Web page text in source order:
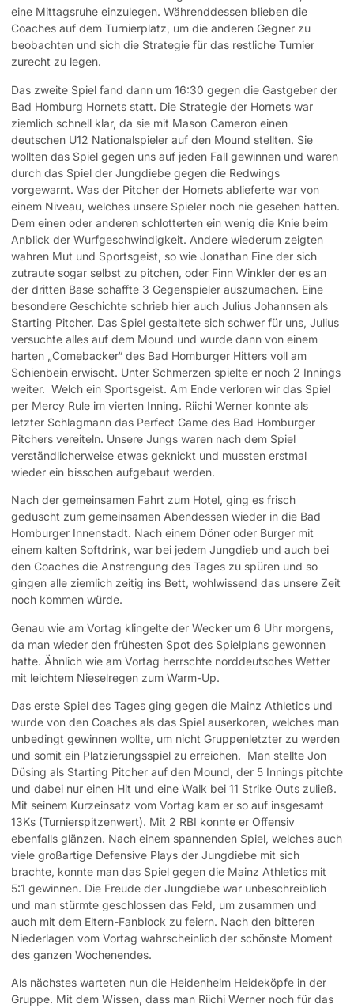
eine Mittagsruhe einzulegen. Währenddessen blieben die
Coaches auf dem Turnierplatz, um die anderen Gegner zu
beobachten und sich die Strategie für das restliche Turnier
zurecht zu legen.
Das zweite Spiel fand dann um 16:30 gegen die Gastgeber der
Bad Homburg Hornets statt. Die Strategie der Hornets war
ziemlich schnell klar, da sie mit Mason Cameron einen
deutschen U12 Nationalspieler auf den Mound stellten. Sie
wollten das Spiel gegen uns auf jeden Fall gewinnen und waren
durch das Spiel der Jungdiebe gegen die Redwings
vorgewarnt. Was der Pitcher der Hornets ablieferte war von
einem Niveau, welches unsere Spieler noch nie gesehen hatten.
Dem einen oder anderen schlotterten ein wenig die Knie beim
Anblick der Wurfgeschwindigkeit. Andere wiederum zeigten
wahren Mut und Sportsgeist, so wie Jonathan Fine der sich
zutraute sogar selbst zu pitchen, oder Finn Winkler der es an
der dritten Base schaffte 3 Gegenspieler auszumachen. Eine
besondere Geschichte schrieb hier auch Julius Johannsen als
Starting Pitcher. Das Spiel gestaltete sich schwer für uns, Julius
versuchte alles auf dem Mound und wurde dann von einem
harten „Comebacker“ des Bad Homburger Hitters voll am
Schienbein erwischt. Unter Schmerzen spielte er noch 2 Innings
weiter. Welch ein Sportsgeist. Am Ende verloren wir das Spiel
per Mercy Rule im vierten Inning. Riichi Werner konnte als
letzter Schlagmann das Perfect Game des Bad Homburger
Pitchers vereiteln. Unsere Jungs waren nach dem Spiel
verständlicherweise etwas geknickt und mussten erstmal
wieder ein bisschen aufgebaut werden.
Nach der gemeinsamen Fahrt zum Hotel, ging es frisch
geduscht zum gemeinsamen Abendessen wieder in die Bad
Homburger Innenstadt. Nach einem Döner oder Burger mit
einem kalten Softdrink, war bei jedem Jungdieb und auch bei
den Coaches die Anstrengung des Tages zu spüren und so
gingen alle ziemlich zeitig ins Bett, wohlwissend das unsere Zeit
noch kommen würde.
Genau wie am Vortag klingelte der Wecker um 6 Uhr morgens,
da man wieder den frühesten Spot des Spielplans gewonnen
hatte. Ähnlich wie am Vortag herrschte norddeutsches Wetter
mit leichtem Nieselregen zum Warm-Up.
Das erste Spiel des Tages ging gegen die Mainz Athletics und
wurde von den Coaches als das Spiel auserkoren, welches man
unbedingt gewinnen wollte, um nicht Gruppenletzter zu werden
und somit ein Platzierungsspiel zu erreichen. Man stellte Jon
Düsing als Starting Pitcher auf den Mound, der 5 Innings pitchte
und dabei nur einen Hit und eine Walk bei 11 Strike Outs zuließ.
Mit seinem Kurzeinsatz vom Vortag kam er so auf insgesamt
13Ks (Turnierspitzenwert). Mit 2 RBI konnte er Offensiv
ebenfalls glänzen. Nach einem spannenden Spiel, welches auch
viele großartige Defensive Plays der Jungdiebe mit sich
brachte, konnte man das Spiel gegen die Mainz Athletics mit
5:1 gewinnen. Die Freude der Jungdiebe war unbeschreiblich
und man stürmte geschlossen das Feld, um zusammen und
auch mit dem Eltern-Fanblock zu feiern. Nach den bitteren
Niederlagen vom Vortag wahrscheinlich der schönste Moment
des ganzen Wochenendes.
Als nächstes warteten nun die Heidenheim Heideköpfe in der
Gruppe. Mit dem Wissen, dass man Riichi Werner noch für das